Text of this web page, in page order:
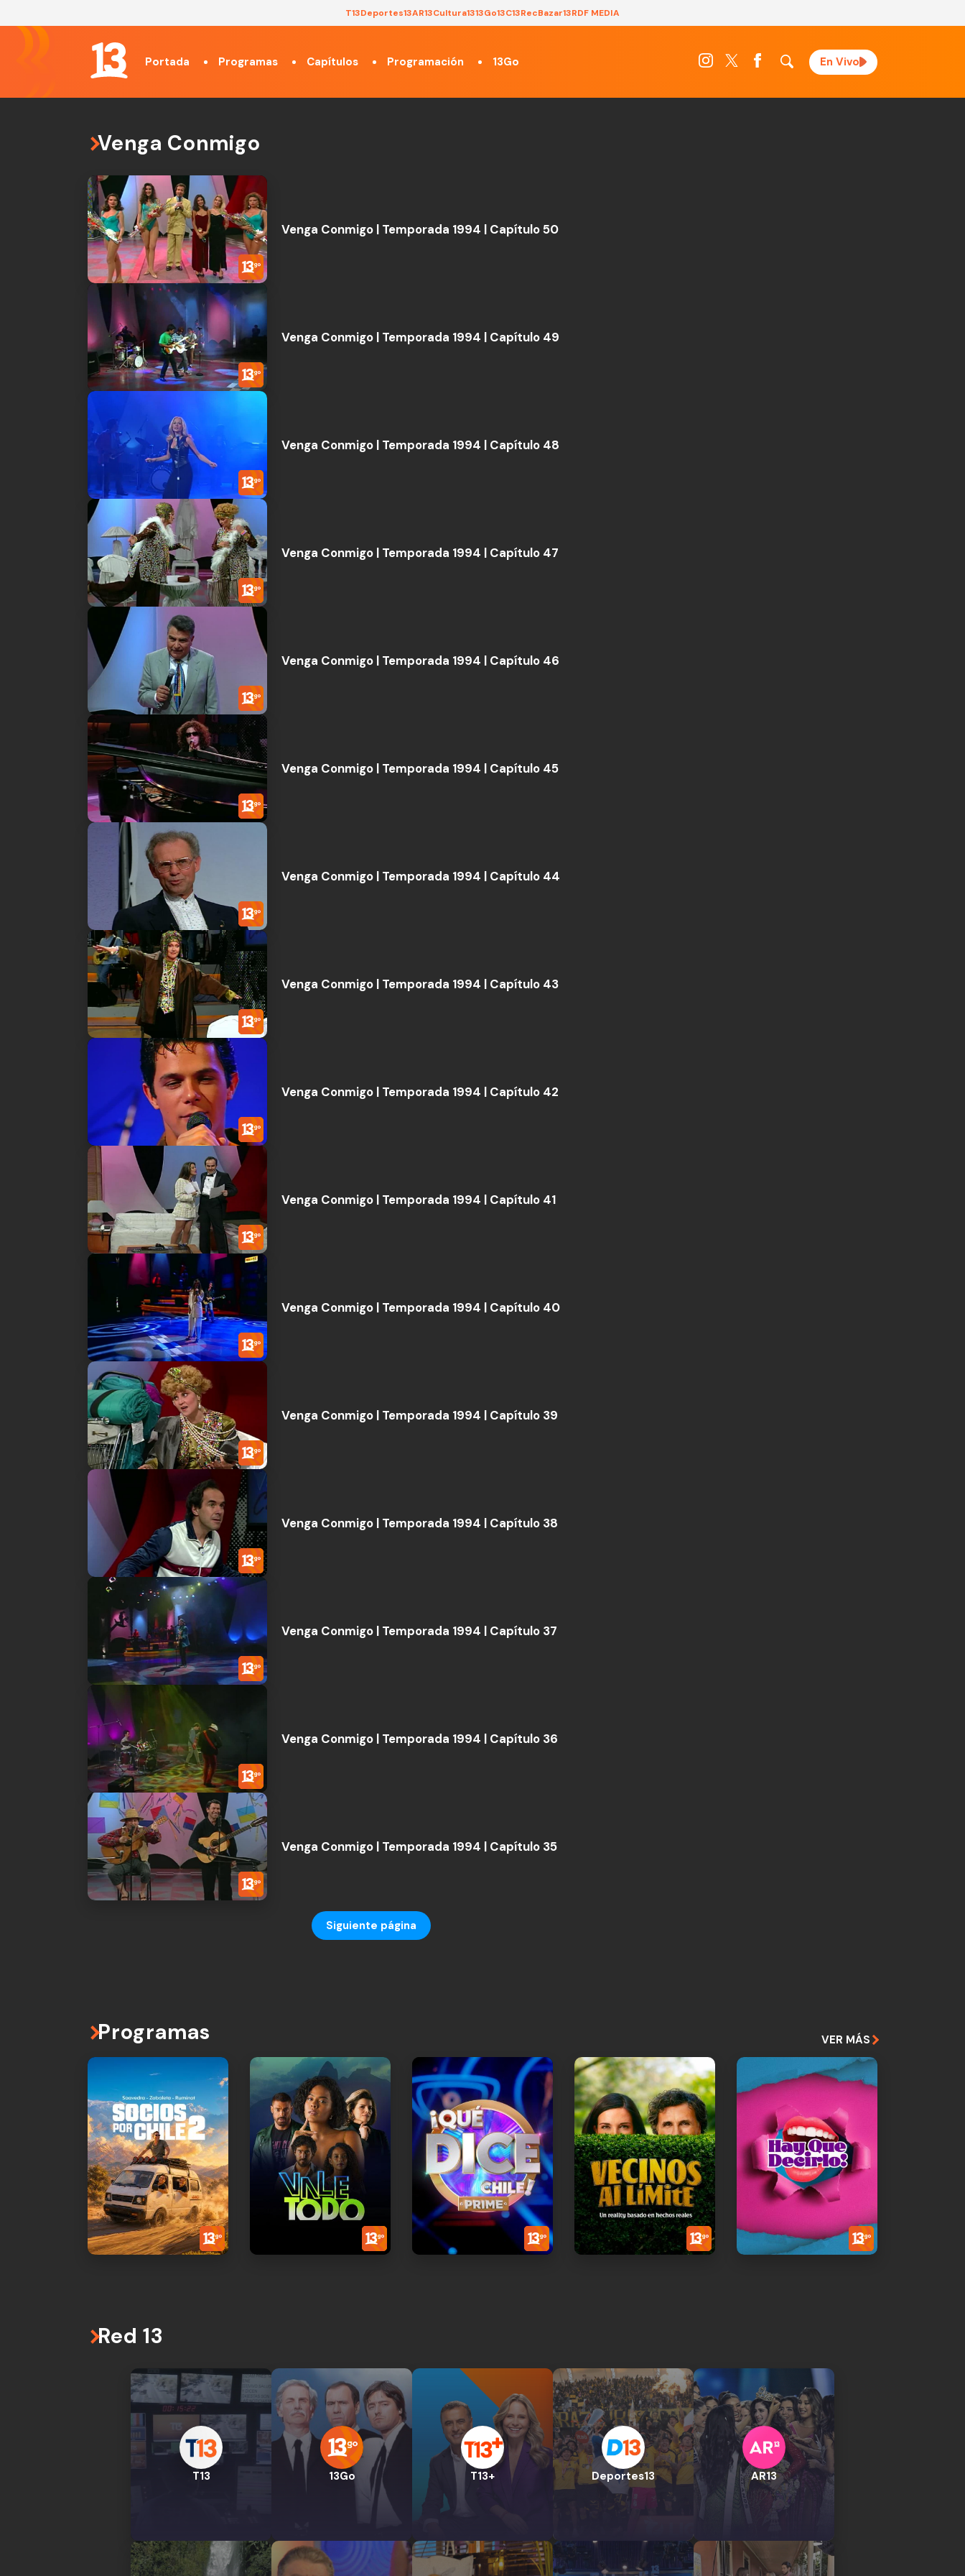
T13Deportes13AR13Cultura1313Go13C13RecBazar13RDF MEDIA
Portada Programas Capítulos Programación 13Go En Vivo
Venga Conmigo
Venga Conmigo | Temporada 1994 | Capítulo 50
Venga Conmigo | Temporada 1994 | Capítulo 49
Venga Conmigo | Temporada 1994 | Capítulo 48
Venga Conmigo | Temporada 1994 | Capítulo 47
Venga Conmigo | Temporada 1994 | Capítulo 46
Venga Conmigo | Temporada 1994 | Capítulo 45
Venga Conmigo | Temporada 1994 | Capítulo 44
Venga Conmigo | Temporada 1994 | Capítulo 43
Venga Conmigo | Temporada 1994 | Capítulo 42
Venga Conmigo | Temporada 1994 | Capítulo 41
Venga Conmigo | Temporada 1994 | Capítulo 40
Venga Conmigo | Temporada 1994 | Capítulo 39
Venga Conmigo | Temporada 1994 | Capítulo 38
Venga Conmigo | Temporada 1994 | Capítulo 37
Venga Conmigo | Temporada 1994 | Capítulo 36
Venga Conmigo | Temporada 1994 | Capítulo 35
Siguiente página
Programas VER MÁS
Red 13
T13 13Go T13+ Deportes13 AR13